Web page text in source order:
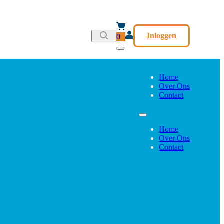
0 Inloggen
Home
Over Ons
Contact
Home
Over Ons
Contact